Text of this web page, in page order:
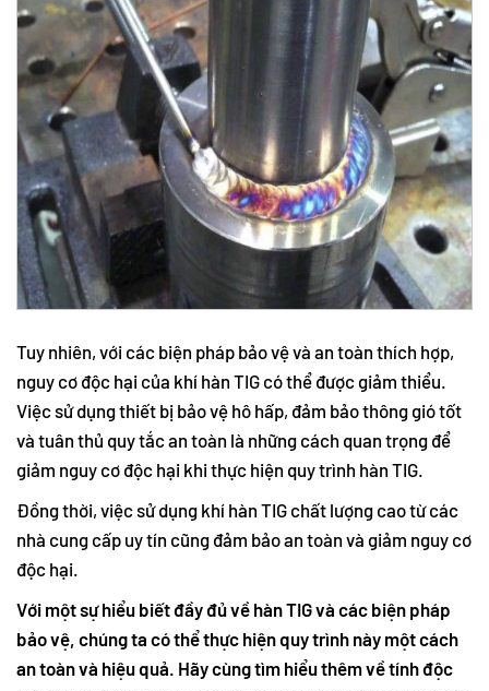
Tuy nhiên, với các biện pháp bảo vệ và an toàn thích hợp,
nguy cơ độc hại của khí hàn TIG có thể được giảm thiểu.
Việc sử dụng thiết bị bảo vệ hô hấp, đảm bảo thông gió tốt
và tuân thủ quy tắc an toàn là những cách quan trọng để
giảm nguy cơ độc hại khi thực hiện quy trình hàn TIG.
Đồng thời, việc sử dụng khí hàn TIG chất lượng cao từ các
nhà cung cấp uy tín cũng đảm bảo an toàn và giảm nguy cơ
độc hại.
Với một sự hiểu biết đầy đủ về hàn TIG và các biện pháp
bảo vệ, chúng ta có thể thực hiện quy trình này một cách
an toàn và hiệu quả. Hãy cùng tìm hiểu thêm về tính độc